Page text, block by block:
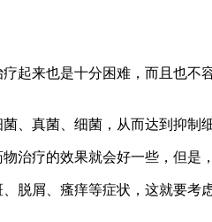
起来也是十分困难，而且也
、真菌、细菌，从而达到抑制
治疗的效果就会好一些，但
脱屑、瘙痒等症状，这就要